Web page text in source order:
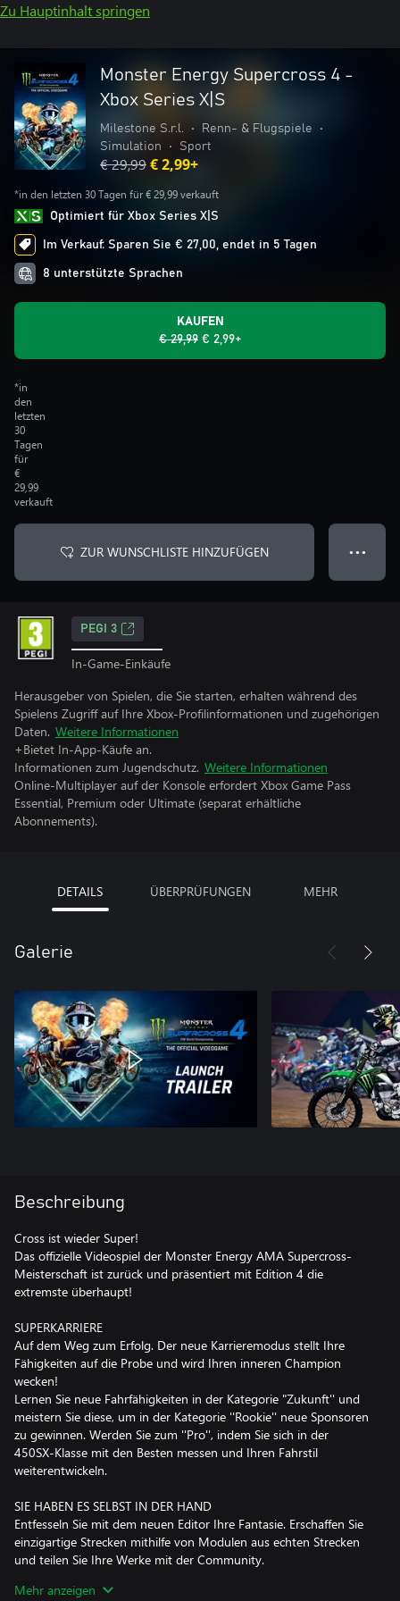
Zu Hauptinhalt springen
Monster Energy Supercross 4 -
Xbox Series X|S
Milestone S.r.l. • Renn- & Flugspiele
•
Simulation
• Sport
€ 29,99€ 2,99+
*in den letzten 30 Tagen für € 29,99 verkauft
Optimiert für Xbox Series X|S
Im Verkauf: Sparen Sie € 27,00, endet in 5 Tagen
8 unterstützte Sprachen
KAUFEN
€ 29,99 € 2,99+
*in
den
letzten
30
Tagen
für
€
29,99
verkauft
ZUR WUNSCHLISTE HINZUFÜGEN ● ● ●
PEGI 3
In-Game-Einkäufe
Herausgeber von Spielen, die Sie starten, erhalten während des
Spielens Zugriff auf Ihre Xbox-Profilinformationen und zugehörigen
Daten. Weitere Informationen
+Bietet In-App-Käufe an.
Informationen zum Jugendschutz. Weitere Informationen
Online-Multiplayer auf der Konsole erfordert Xbox Game Pass
Essential, Premium oder Ultimate (separat erhältliche
Abonnements).
DETAILS ÜBERPRÜFUNGEN MEHR
Galerie
Beschreibung
Cross ist wieder Super!
Das offizielle Videospiel der Monster Energy AMA Supercross-
Meisterschaft ist zurück und präsentiert mit Edition 4 die
extremste überhaupt!
SUPERKARRIERE
Auf dem Weg zum Erfolg. Der neue Karrieremodus stellt Ihre
Fähigkeiten auf die Probe und wird Ihren inneren Champion
wecken!
Lernen Sie neue Fahrfähigkeiten in der Kategorie "Zukunft'' und
meistern Sie diese, um in der Kategorie ''Rookie'' neue Sponsoren
zu gewinnen. Werden Sie zum ''Pro'', indem Sie sich in der
450SX-Klasse mit den Besten messen und Ihren Fahrstil
weiterentwickeln.
SIE HABEN ES SELBST IN DER HAND
Entfesseln Sie mit dem neuen Editor Ihre Fantasie. Erschaffen Sie
einzigartige Strecken mithilfe von Modulen aus echten Strecken
und teilen Sie Ihre Werke mit der Community.
DAS NEUE GELÄNDE
Mehr anzeigen